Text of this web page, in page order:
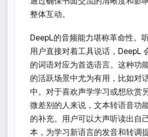
整体互动。
DeepL的音频能力堪称革命性。
用户直接对着工具说话，DeepL
的词语对应为首选语言。这种功
的活跃场景中尤为有用，比如对
中。对于喜欢声学学习或想欣赏
微差别的人来说，文本转语音功
的补充。用户可以大声听读出自
本，为学习新语言的发音和转调